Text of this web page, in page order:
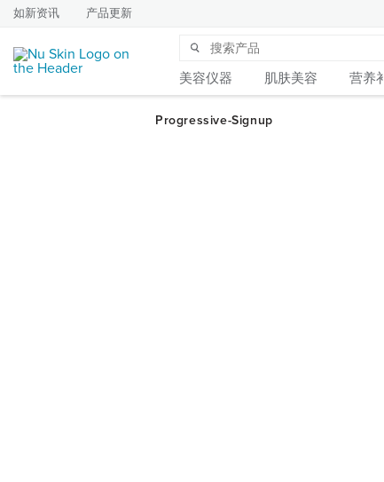
如新资讯 产品更新
美容仪器 肌肤美容 营养